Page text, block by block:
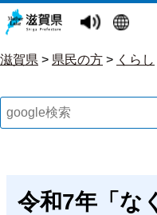
滋賀県 > 県民の方 > くらし
令和7年「な